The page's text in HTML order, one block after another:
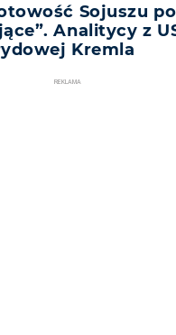
Sojuszu
Analitycy z
Kremla
REKLAMA